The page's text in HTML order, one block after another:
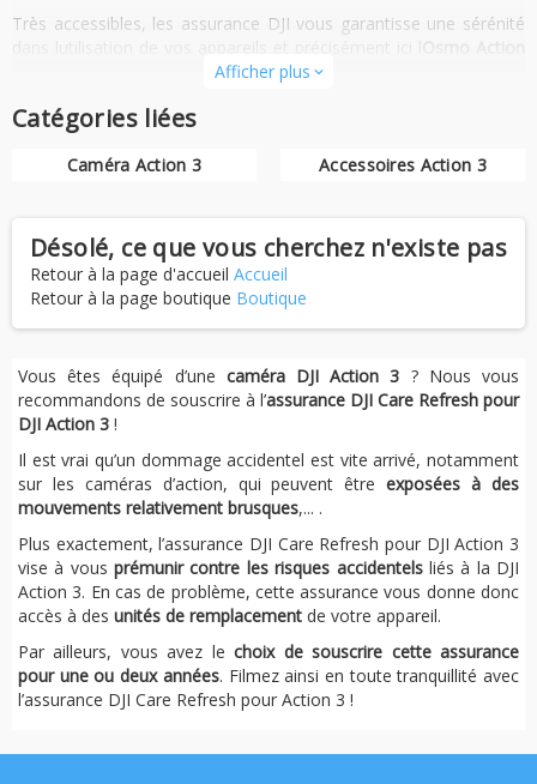
Très accessibles, les assurance DJI vous garantisse une sérénité
Afficher plus expand_more
Catégories liées
Caméra Action 3 Accessoires Action 3
Désolé, ce que vous cherchez n'existe pas
Retour à la page d'accueil Accueil
Retour à la page boutique Boutique
Vous êtes équipé d’une caméra DJI Action 3 ? Nous vous
recommandons de souscrire à l’assurance DJI Care Refresh pour
DJI Action 3 !
Il est vrai qu’un dommage accidentel est vite arrivé, notamment
sur les caméras d’action, qui peuvent êtreexposées à des
mouvements relativement brusques,... .
Plus exactement, l’assurance DJI Care Refresh pour DJI Action 3
vise à vousprémunir contre les risques accidentels liés à la DJI
Action 3. En cas de problème, cette assurance vous donne donc
accès à des unités de remplacement de votre appareil.
Par ailleurs, vous avez le choix de souscrire cette assurance
pour une ou deux années. Filmez ainsi en toute tranquillité avec
l’assurance DJI Care Refresh pour Action 3 !